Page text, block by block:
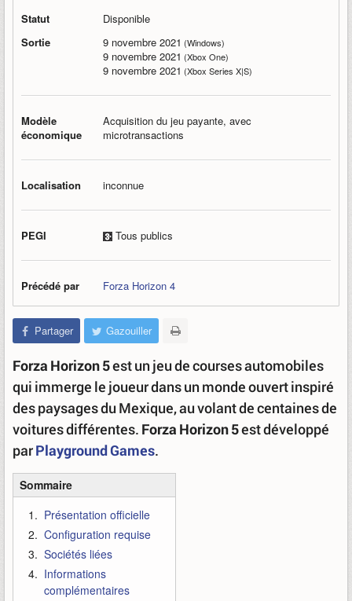
Statut
Disponible
Sortie
9 novembre 2021 (Windows)
9 novembre 2021 (Xbox One)
9 novembre 2021 (Xbox Series X|S)
Modèle
économique
Acquisition du jeu payante, avec
microtransactions
Localisation inconnue
PEGI Tous publics
Précédé par Forza Horizon 4
Partager Gazouiller
Forza Horizon 5est un jeu de courses automobiles
qui immerge le joueur dans un monde ouvert inspiré
des paysages du Mexique, au volant de centaines de
voitures différentes. Forza Horizon 5est développé
parPlayground Games.
Sommaire
Présentation officielle
Configuration requise
Sociétés liées
Informations
complémentaires